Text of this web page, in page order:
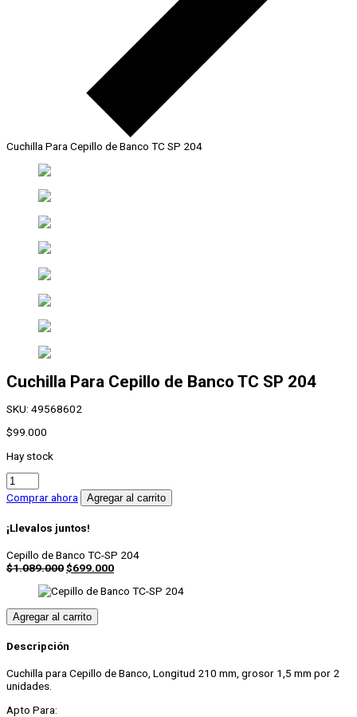
Cuchilla Para Cepillo de Banco TC SP 204
Cuchilla Para Cepillo de Banco TC SP 204
SKU: 49568602
$99.000
Hay stock
Cuchilla
Para
Cepillo
Banco
SP
204
Comprar ahora Agregar al carrito
¡Llevalos juntos!
Cepillo de Banco TC-SP 204
$1.089.000$699.000
Agregar al carrito
Descripción
Cuchilla para Cepillo de Banco, Longitud 210 mm, grosor 1,5 mm por 2
unidades.
Apto Para: